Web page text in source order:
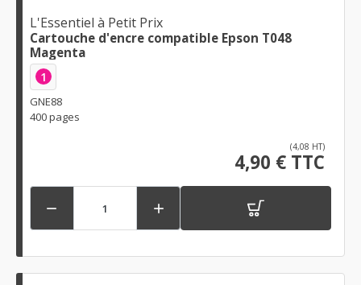
L'Essentiel à Petit Prix
Cartouche d'encre compatible Epson T048
Magenta
1
GNE88
400 pages
(4,08 HT)
4,90 € TTC
 